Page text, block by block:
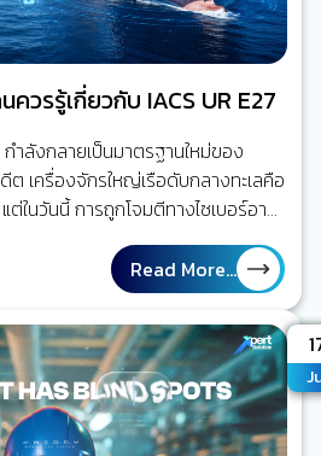
ควรรู้เกี่ยวกับ IACS UR E27
ำลังกลายเป็นมาตรฐานใหม่ของ
ต เครื่องจักรใหญ่เรือดับกลางทะเลคือ
ในวันนี้ การถูกโจมตีทางไซเบอร์อาจ
” โลกของการเดินเรือกำลังเปลี่ยนไป
อน ระบบส่วนใหญ่บนเรือทำงานแยก
จักรใหญ่ทำงานของมัน ระบบเดินเรือ
ก็เป็นอีกระบบหนึ่ง การเชื่อมต่อกับฝั่ง
ออีเมลความเร็วต่ำ แต่วันนี้ ทุกอย่าง
จมีระบบดิจิทัลมากกว่าร้อยระบบที่
จัดการเรือ และระบบวางแผนซ่อม
ระบบติดตามเรือ (Ship…
Read More...